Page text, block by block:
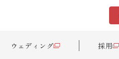
ウェディング 採用